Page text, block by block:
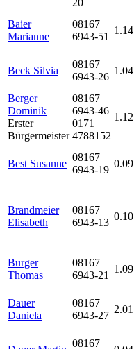
20
Baier
Marianne
08167
6943-51
1.14
Beck Silvia
08167
6943-26
1.04
Berger
Dominik
Erster
Bürgermeister
08167
6943-46
0171
4788152
1.12
Best Susanne
08167
6943-19
0.09
Brandmeier
Elisabeth
08167
6943-13
0.10
Burger
Thomas
08167
6943-21
1.09
Dauer
Daniela
08167
6943-27
2.01
08167